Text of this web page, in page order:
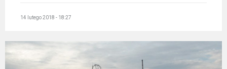
14 lutego 2018 - 18:27